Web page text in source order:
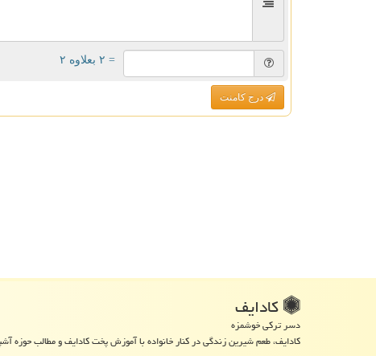
= ۲ بعلاوه ۲
درج کامنت
كادایف
دسر ترکی خوشمزه
کادایف، طعم شیرین زندگی در کنار خانواده با آموزش پخت کادایف و مطالب حوزه